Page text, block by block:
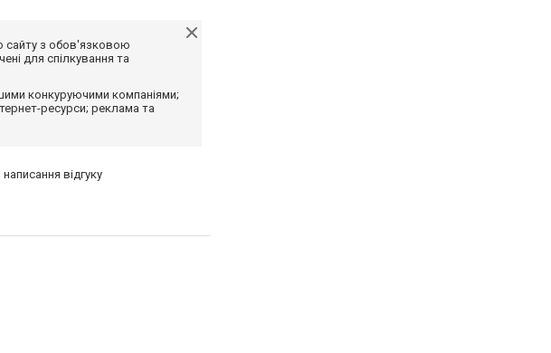
сайту з обов'язковою
для спілкування та
конкуруючими компаніями;
ресурси; реклама та
відгуку